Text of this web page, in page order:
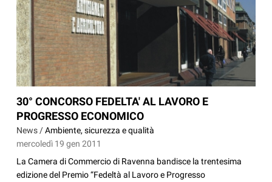
30° CONCORSO FEDELTA' AL LAVORO E
PROGRESSO ECONOMICO
News /Ambiente, sicurezza e qualità
mercoledì 19 gen 2011
La Camera di Commercio di Ravenna bandisce la trentesima
edizione del Premio “Fedeltà al Lavoro e Progresso